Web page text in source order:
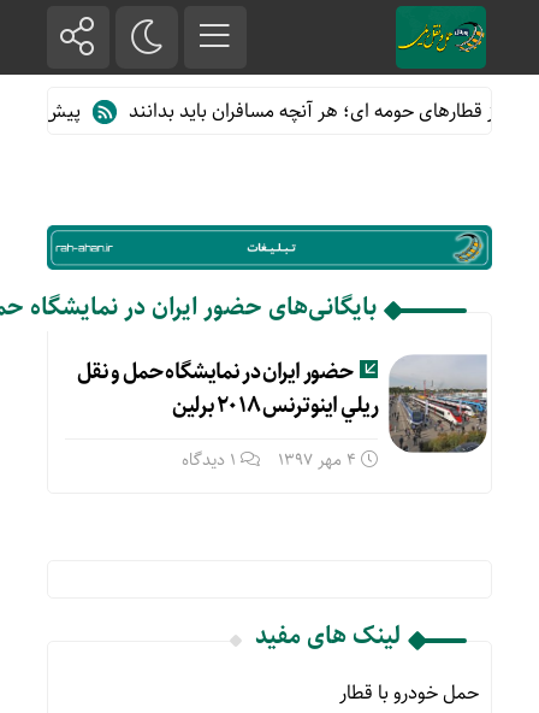
از قطارهای حومه ای؛ هر آنچه مسافران باید بدانند پیش فروش
بایگانی‌های حضور ایران در نمايشگاه حمل و
حضور ایران در نمايشگاه حمل و نقل
ريلي اینوترنس ۲۰۱۸ برلين
4 مهر 1397 1 دیدگاه
لینک های مفید
حمل خودرو با قطار